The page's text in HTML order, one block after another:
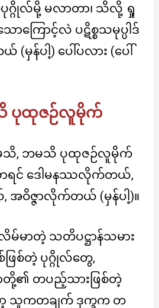
ဂိုလ်မို့ မလာတာ၊ သိလို့ ရှု
ကြောင့်လဲ ပဋိစ္စသမုပ္ပါဒ်
(မှန်ပါ့) ပေါ်ပလား (ပေါ်
ပုထုဇဉ်လူမိုက်
မသိ, ဘမသိ ပုထုဇဉ်လူမိုက်
ာရင် ဒေါမနဿလိုက်တယ်,
ဝိဇ္ဇာလိုက်တယ် (မှန်ပါ့)။
လိမ်မာတဲ့ သတိပဋ္ဌာန်သမား
ြစ်တဲ့ ပုဂ္ဂိုလ်တွေ,
၏ တပည့်သားဖြစ်တဲ့
သူကတချက် ဒုက္ခက တ